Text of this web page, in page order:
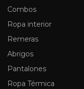
Combos
Ropa interior
Remeras
Abrigos
Pantalones
Ropa Térmica